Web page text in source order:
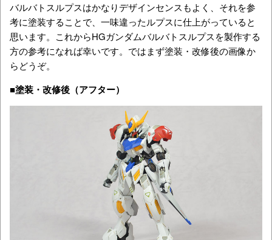
バルバトスルプスはかなりデザインセンスもよく、それを参
考に塗装することで、一味違ったルプスに仕上がっていると
思います。これからHGガンダムバルバトスルプスを製作する
方の参考になれば幸いです。ではまず塗装・改修後の画像か
らどうぞ。
■塗装・改修後（アフター）